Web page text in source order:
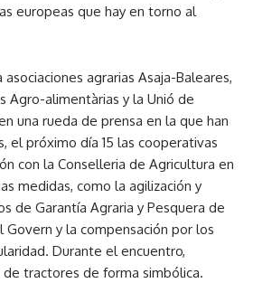
europeas que hay en torno al
agrarias Asaja-Baleares,
Agro-alimentàrias y la Unió de
una rueda de prensa en la que han
el próximo día 15 las cooperativas
con la Conselleria de Agricultura en
medidas, como la agilización y
de Garantía Agraria y Pesquera de
Govern y la compensación por los
Durante el encuentro,
de tractores de forma simbólica.